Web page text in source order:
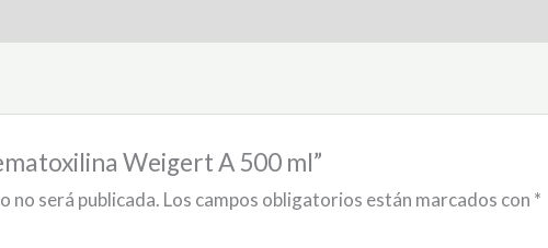
Weigert A 500 ml”
no será publicada. Los campos obligatorios están marcados con *